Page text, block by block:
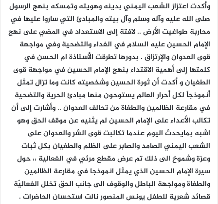
وأكدت اعتزاز الشعب اليمني بدينه وهويته وتمسكه بنهج الرسول
صلى الله عليه وآله وسلم وآل بيته والمبادئ التي ساروا عليها في
محاربة طواغيت الأرض .. لافتة إلى الاستعداد في المضي على نهج
الإمام الحسين عليه السلام في الفداء والتضحية وفي مواجهة
قوى العدوان والإرتزاق . بدورها تطرقت الأستاذة ام الحسن في
كلمتها إلى أهمية الاقتداء بنهج الإمام الحسين في مواجهة قوى
الطغيان و أكدت أن ثورة الحسين وشخصيته كانت وما تزال تمثل
أنموذجاً لكل أحرار العالم يستوحون منها مبادئ الحرية والتضحية
في مقارعة الظالمين والطغاة من تحالف العدوان .. وأشارت إلى أن
تكالب الأعداء على الإمام الحسين لم يثنيه عن موقف الحق وهو
اشبه بمايحدث اليوم عندما تكالبت قوى الشر والعدوان على
الشعب اليمني الصامد والصابر على الظلم والطغيان بكل ثبات
وعزة وشموخ الى ذلك تم عرض مقطع مرئي في الفعالية ،، حول
سيرة الإمام الحسين الذي يمثل انموذجا في مقارعة الظالمين
والطغاة ومواجهة الباطل والوقوف الى جانب الحق تخلل الفعاليّة
قصائد شعرية للطفل يونس المنصور نالت استحسان الحاضرات .